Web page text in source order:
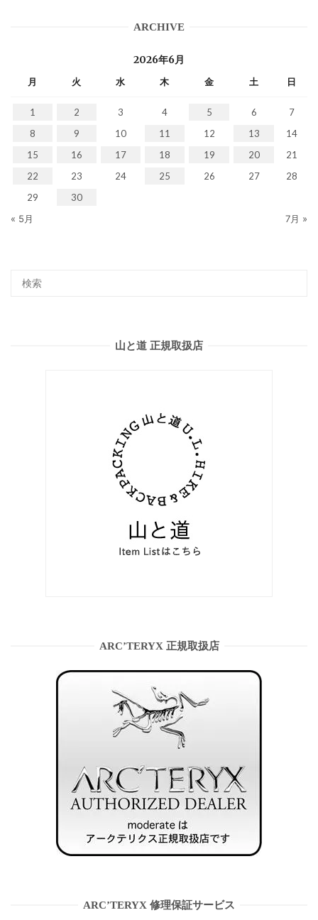
ARCHIVE
2026年6月
月 火 水 木 金 土 日
1 2 3 4 5 6
7
8
9 10 11 12 13
14
15
16 17 18 19 20
21
22
23 24 25 26 27
28
29
30
« 5月
7月 »
山と道 正規取扱店
ARC’TERYX 正規取扱店
ARC’TERYX 修理保証サービス